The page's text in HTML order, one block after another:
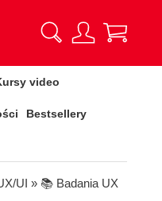
video
Bestsellery
UI » 📚 Badania UX